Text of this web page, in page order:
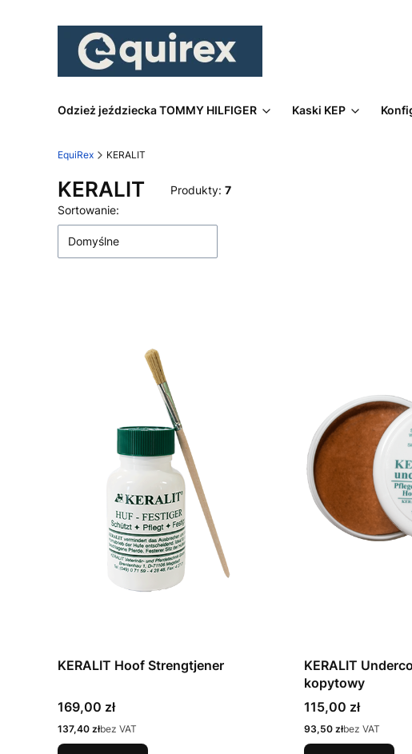
Odzież jeździecka TOMMY HILFIGER Kaski KEP
EquiRex KERALIT
KERALIT Produkty: 7
Lista produktów
Sortowanie:
Domyślne
KERALIT Hoof Strengtjener
Cena
169,00 zł
Cena
137,40 złbez VAT
KERALIT
kopytowy
Cena
115,00 zł
Cena
93,50 złbez VAT